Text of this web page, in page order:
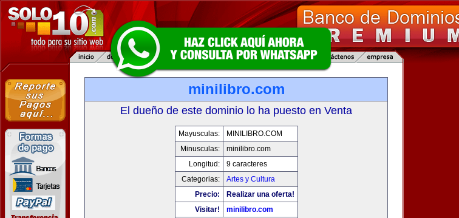
minilibro.com
El dueño de este dominio lo ha puesto en Venta
Mayusculas:
MINILIBRO.COM
Minusculas:
minilibro.com
Longitud:
9 caracteres
Categorias:
Artes y Cultura
Precio:
Realizar una oferta!
Visitar!
minilibro.com